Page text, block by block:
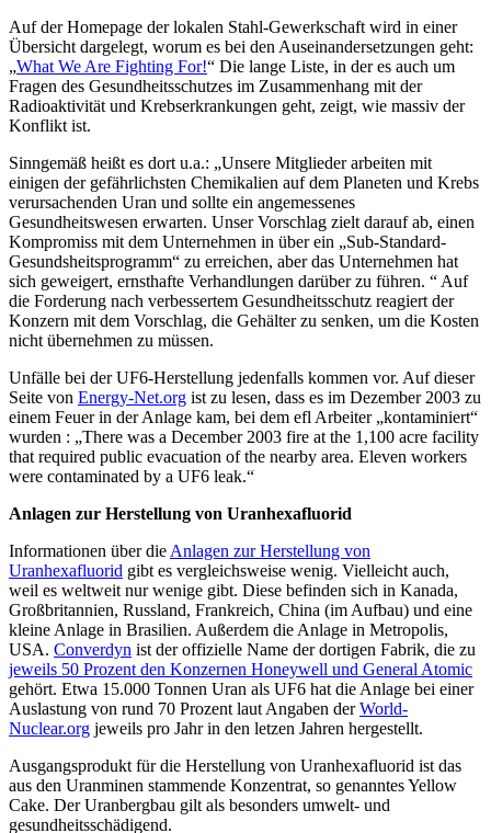
Auf der Homepage der lokalen Stahl-Gewerkschaft wird in einer
Übersicht dargelegt, worum es bei den Auseinandersetzungen geht:
„What We Are Fighting For!“ Die lange Liste, in der es auch um
Fragen des Gesundheitsschutzes im Zusammenhang mit der
Radioaktivität und Krebserkrankungen geht, zeigt, wie massiv der
Konflikt ist.
Sinngemäß heißt es dort u.a.: „Unsere Mitglieder arbeiten mit
einigen der gefährlichsten Chemikalien auf dem Planeten und Krebs
verursachenden Uran und sollte ein angemessenes
Gesundheitswesen erwarten. Unser Vorschlag zielt darauf ab, einen
Kompromiss mit dem Unternehmen in über ein „Sub-Standard-
Gesundsheitsprogramm“ zu erreichen, aber das Unternehmen hat
sich geweigert, ernsthafte Verhandlungen darüber zu führen. “ Auf
die Forderung nach verbessertem Gesundheitsschutz reagiert der
Konzern mit dem Vorschlag, die Gehälter zu senken, um die Kosten
nicht übernehmen zu müssen.
Unfälle bei der UF6-Herstellung jedenfalls kommen vor. Auf dieser
Seite von Energy-Net.org ist zu lesen, dass es im Dezember 2003 zu
einem Feuer in der Anlage kam, bei dem efl Arbeiter „kontaminiert“
wurden : „There was a December 2003 fire at the 1,100 acre facility
that required public evacuation of the nearby area. Eleven workers
were contaminated by a UF6 leak.“
Anlagen zur Herstellung von Uranhexafluorid
Informationen über die Anlagen zur Herstellung von
Uranhexafluorid gibt es vergleichsweise wenig. Vielleicht auch,
weil es weltweit nur wenige gibt. Diese befinden sich in Kanada,
Großbritannien, Russland, Frankreich, China (im Aufbau) und eine
kleine Anlage in Brasilien. Außerdem die Anlage in Metropolis,
USA. Converdyn ist der offizielle Name der dortigen Fabrik, die zu
jeweils 50 Prozent den Konzernen Honeywell und General Atomic
gehört. Etwa 15.000 Tonnen Uran als UF6 hat die Anlage bei einer
Auslastung von rund 70 Prozent laut Angaben derWorld-
Nuclear.org jeweils pro Jahr in den letzen Jahren hergestellt.
Ausgangsprodukt für die Herstellung von Uranhexafluorid ist das
aus den Uranminen stammende Konzentrat, so genanntes Yellow
Cake. Der Uranbergbau gilt als besonders umwelt- und
gesundheitsschädigend.